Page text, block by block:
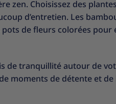
zen. Choisissez des
d’entretien. Les
pots de fleurs colorées pour
de tranquillité autour de
moments de détente et de